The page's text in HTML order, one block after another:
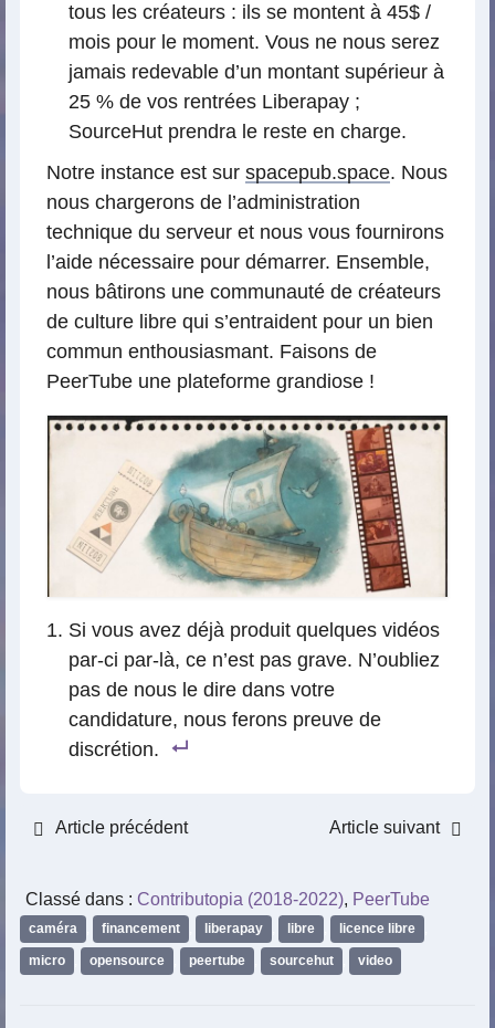
tous les créateurs : ils se montent à 45$ /
mois pour le moment. Vous ne nous serez
jamais redevable d’un montant supérieur à
25 % de vos rentrées Liberapay ;
SourceHut prendra le reste en charge.
Notre instance est sur spacepub.space. Nous
nous chargerons de l’administration
technique du serveur et nous vous fournirons
l’aide nécessaire pour démarrer. Ensemble,
nous bâtirons une communauté de créateurs
de culture libre qui s’entraident pour un bien
commun enthousiasmant. Faisons de
PeerTube une plateforme grandiose !
Si vous avez déjà produit quelques vidéos
par-ci par-là, ce n’est pas grave. N’oubliez
pas de nous le dire dans votre
candidature, nous ferons preuve de
discrétion.
Article précédent Article suivant
Classé dans : Contributopia (2018-2022), PeerTube
caméra financement liberapay libre licence libre
micro opensource peertube sourcehut video